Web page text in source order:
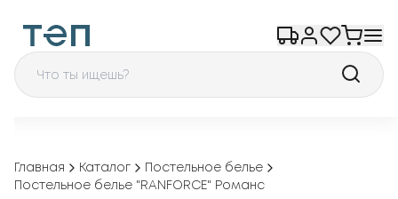
Главная Каталог
Постельное белье
Постельное белье "RANFORCE" Романс